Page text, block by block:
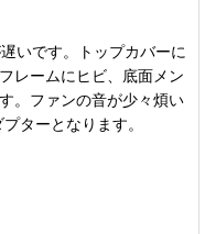
いです。トップカバーに
レームにヒビ、底面メン
。ファンの音が少々煩い
ターとなります。